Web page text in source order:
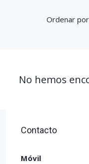
Ordenar
No hemos
Contacto
Móvil